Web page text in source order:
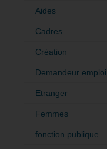
Aides
Cadres
Création
Demandeur emploi
Etranger
Femmes
fonction publique